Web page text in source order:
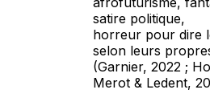
satire politique,
horreur pour dire
selon leurs
(Garnier, 2022 ;
Merot & Ledent,